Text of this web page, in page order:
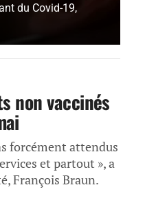
du Covid-19,
non vaccinés
forcément attendus
et partout », a
François Braun.